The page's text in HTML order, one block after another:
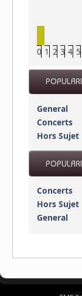
0 1 2 3 4 5
General
Concerts
Hors Sujet
Concerts
Hors Sujet
General